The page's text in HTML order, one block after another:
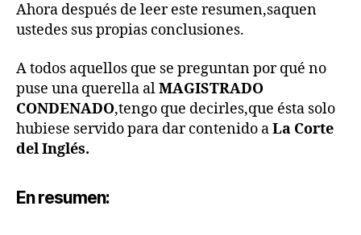
Ahora después de leer este resumen,saquen
ustedes sus propias conclusiones.
A todos aquellos que se preguntan por qué no
puse una querella alMAGISTRADO
CONDENADO,tengo que decirles,que ésta solo
hubiese servido para dar contenido aLa Corte
del Inglés.
En resumen: